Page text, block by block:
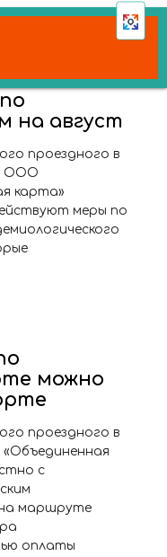
на август
проездного в
ООО
карта»
меры по
можно
проездного в
с
маршруте
оплаты